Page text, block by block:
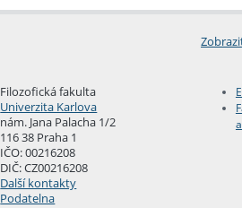
Filozofická fakulta
Univerzita Karlova
nám. Jana Palacha 1/2
116 38 Praha 1
IČO: 00216208
DIČ: CZ00216208
Další kontakty
Podatelna